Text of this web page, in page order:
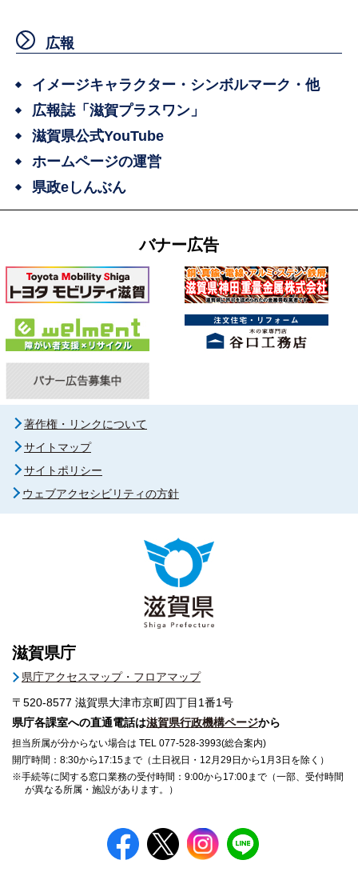
広報
イメージキャラクター・シンボルマーク・他
広報誌「滋賀プラスワン」
滋賀県公式YouTube
ホームページの運営
県政eしんぶん
バナー広告
著作権・リンクについて
サイトマップ
サイトポリシー
ウェブアクセシビリティの方針
滋賀県庁
県庁アクセスマップ・フロアマップ
〒520-8577 滋賀県大津市京町四丁目1番1号
県庁各課室への直通電話は滋賀県行政機構ページから
担当所属が分からない場合は TEL 077-528-3993(総合案内)
開庁時間：8:30から17:15まで（土日祝日・12月29日から1月3日を除く）
※手続等に関する窓口業務の受付時間：9:00から17:00まで（一部、受付時間
が異なる所属・施設があります。）